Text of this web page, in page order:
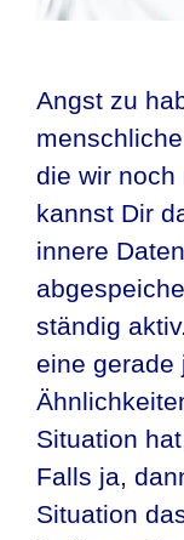
Angst zu
die wir noch
kannst Dir
innere
ständig
eine gerade
Situation
Falls ja,
Situation